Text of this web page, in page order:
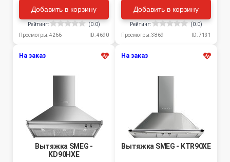
Добавить в корзину
Рейтинг:
(0.0)
Просмотры: 4266
ID: 4690
Добавить в корзину
Рейтинг:
(0.0)
Просмотры: 3869
ID: 7131
На заказ
Вытяжка SMEG -
KD90HXE
На заказ
Вытяжка SMEG - KTR90XE